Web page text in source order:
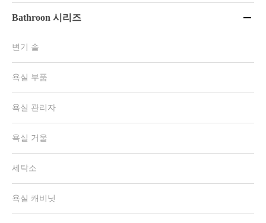
Bathroon 시리즈 
변기 솔
욕실 부품
욕실 관리자
욕실 거울
세탁소
욕실 캐비닛